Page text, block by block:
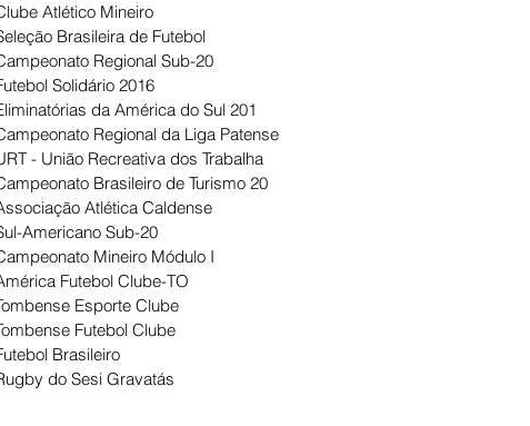
Atlético Mineiro
Brasileira de Futebol
Regional Sub-20
Solidário 2016
da América do Sul 201
Regional da Liga Patense
- União Recreativa dos Trabalha
Brasileiro de Turismo 20
Atlética Caldense
Americano Sub-20
Mineiro Módulo I
Futebol Clube-TO
Esporte Clube
Futebol Clube
Brasileiro
do Sesi Gravatás